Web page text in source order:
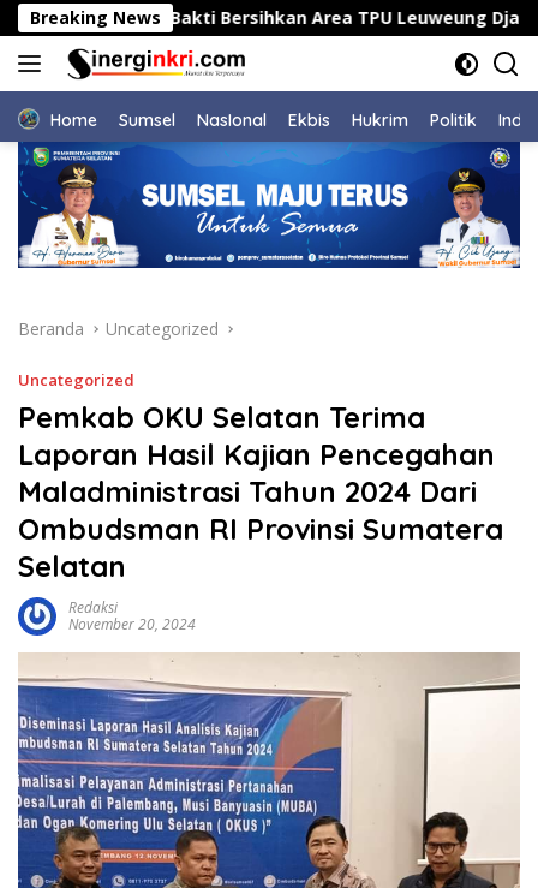
Langsung
ke
konten
Breaking News
Gelar Kerja Bakti Bersihkan Area TPU Leuweung Djati
Home Sumsel NasIonal Ekbis Hukrim Politik
Beranda Uncategorized
Uncategorized
Pemkab OKU Selatan Terima
Laporan Hasil Kajian Pencegahan
Maladministrasi Tahun 2024 Dari
Ombudsman RI Provinsi Sumatera
Selatan
Redaksi
November 20, 2024